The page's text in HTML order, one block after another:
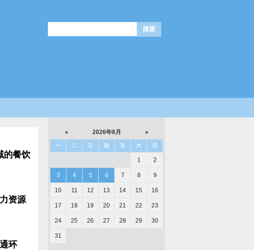
的餐饮
资源
环
« 2026年8月 »
一 二 三 四 五 六 日
1 2
3 4 5 6 7 8 9
10 11 12 13 14 15 16
17 18 19 20 21 22 23
24 25 26 27 28 29 30
31